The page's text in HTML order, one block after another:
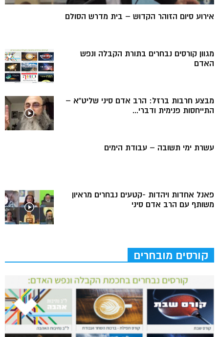
אירוע סיום הזוהר הקדוש – בית מדרש הסולם
מגוון קורסים נבחרים בתורת הקבלה ונפש
האדם
מבצע חרבות ברזל: הרב אדם סיני שליט”א –
התייחסות פנימית ודברי...
עשרת ימי תשובה – עבודת הימים
פאנל אחדות ויהדות -קטעים נבחרים מראיון
משותף עם הרב אדם סיני
קורסים מובחרים